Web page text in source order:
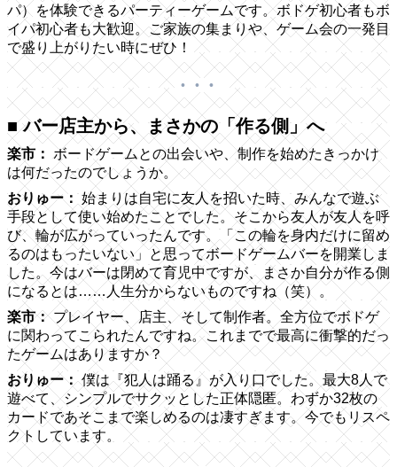
パ）を体験できるパーティーゲームです。ボドゲ初心者もボ
イパ初心者も大歓迎。ご家族の集まりや、ゲーム会の一発目
で盛り上がりたい時にぜひ！
■ バー店主から、まさかの「作る側」へ
楽市： ボードゲームとの出会いや、制作を始めたきっかけ
は何だったのでしょうか。
おりゅー：始まりは自宅に友人を招いた時、みんなで遊ぶ
手段として使い始めたことでした。そこから友人が友人を呼
び、輪が広がっていったんです。「この輪を身内だけに留め
るのはもったいない」と思ってボードゲームバーを開業しま
した。今はバーは閉めて育児中ですが、まさか自分が作る側
になるとは……人生分からないものですね（笑）。
楽市：プレイヤー、店主、そして制作者。全方位でボドゲ
に関わってこられたんですね。これまでで最高に衝撃的だっ
たゲームはありますか？
おりゅー：僕は『犯人は踊る』が入り口でした。最大8人で
遊べて、シンプルでサクッとした正体隠匿。わずか32枚の
カードであそこまで楽しめるのは凄すぎます。今でもリスペ
クトしています。